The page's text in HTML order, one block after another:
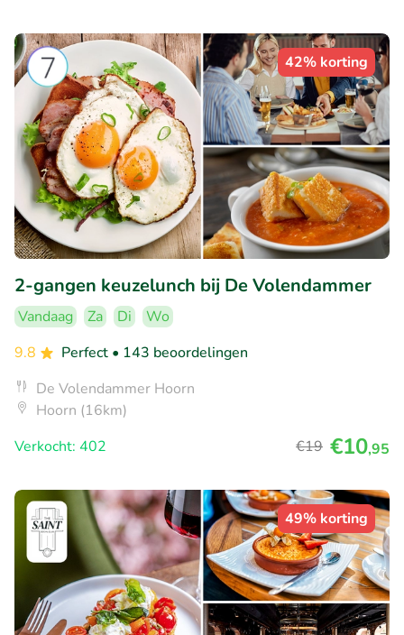
42% korting
2-gangen keuzelunch bij De Volendammer
Vandaag Za Di
Wo
9.8
Perfect • 143 beoordelingen
De Volendammer Hoorn
Hoorn (16km)
Verkocht: 402
€19 €10,95
49% korting